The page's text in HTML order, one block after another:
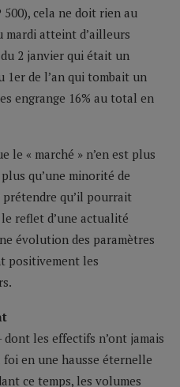
500), cela ne doit rien au
mardi atteint d’ailleurs
2 janvier qui était un
1er de l’an qui tombait un
engrange 16% au total en
le « marché » n’en est plus
qu’une minorité de
qu’il pourrait
reflet d’une actualité
évolution des paramètres
positivement les
dont les effectifs n’ont jamais
en une hausse éternelle
ce temps, les volumes